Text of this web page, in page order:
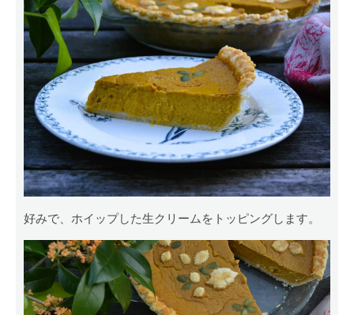
好みで、ホイップした生クリームをトッピングします。